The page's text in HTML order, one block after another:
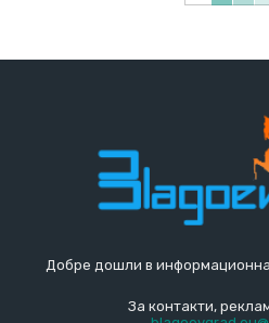
Добре дошли в
За контакти,